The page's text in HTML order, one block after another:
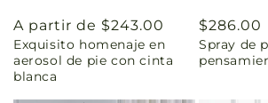
Precio
habitual
A partir de $243.00
Exquisito homenaje en
aerosol de pie con cinta
blanca
Precio
habitual
$286.00
Spray de